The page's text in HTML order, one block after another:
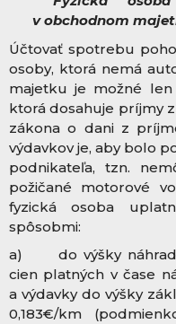
v obchodnom
Účtovať spotrebu
osoby, ktorá nemá
majetku je možné
ktorá dosahuje príjmy
zákona o dani z
výdavkov je, aby bolo
podnikateľa, tzn.
požičané motorové
fyzická osoba
spôsobmi:
a) do výšky náhrady
cien platných v čase
a výdavky do výšky
0,183€/km